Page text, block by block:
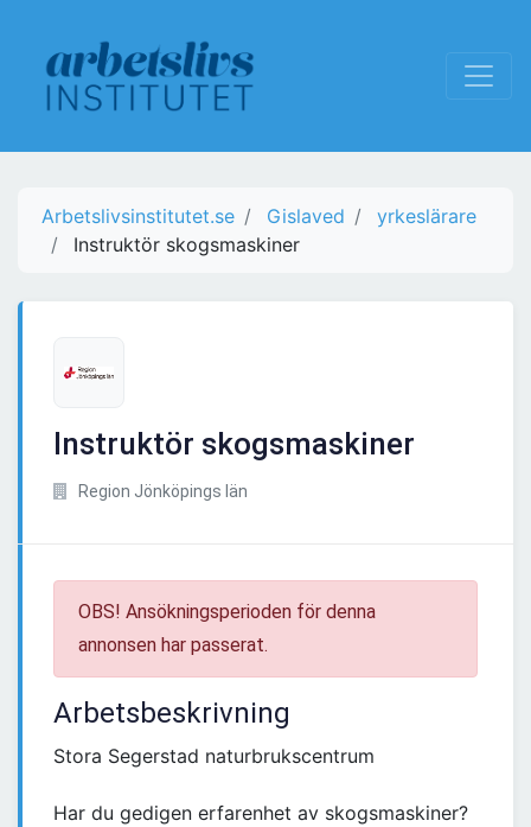
Arbetslivsinstitutet.se Gislaved
yrkeslärare
Instruktör skogsmaskiner
Instruktör skogsmaskiner
Region Jönköpings län
OBS! Ansökningsperioden för denna
annonsen har passerat.
Arbetsbeskrivning
Stora Segerstad naturbrukscentrum
Har du gedigen erfarenhet av skogsmaskiner?